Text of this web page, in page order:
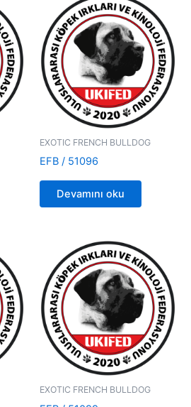
EXOTIC FRENCH BULLDOG
EFB / 51096
Devamını oku
EXOTIC FRENCH BULLDOG